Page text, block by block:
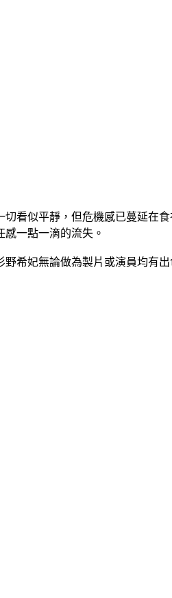
看似平靜，但危機感已蔓延在
一點一滴的流失。
希妃無論做為製片或演員均有出